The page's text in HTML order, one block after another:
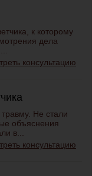
к которому
дела
консультацию
Не стали
объяснения
в...
консультацию